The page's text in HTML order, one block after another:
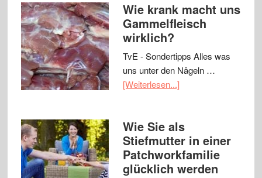
Wie krank macht uns
Gammelfleisch
wirklich?
TvE - Sondertipps Alles was
uns unter den Nägeln …
[Weiterlesen...]
Wie Sie als
Stiefmutter in einer
Patchworkfamilie
glücklich werden